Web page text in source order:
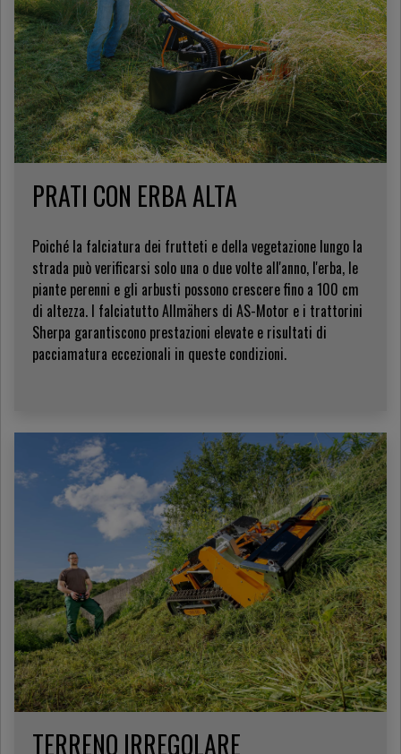
PRATI CON ERBA ALTA
Poiché la falciatura dei frutteti e della vegetazione lungo la
strada può verificarsi solo una o due volte all'anno, l'erba, le
piante perenni e gli arbusti possono crescere fino a 100 cm
di altezza. I falciatutto Allmähers di AS-Motor e i trattorini
Sherpa garantiscono prestazioni elevate e risultati di
pacciamatura eccezionali in queste condizioni.
TERRENO IRREGOLARE